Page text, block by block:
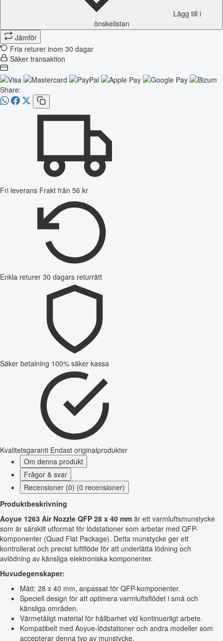
Lägg till i
önskelistan
Jämför
Fria returer inom 30 dagar
Säker transaktion
Share:
Fri leverans Frakt från 56 kr
Enkla returer 30 dagars returrätt
Säker betalning 100% säker kassa
Kvalitetsgaranti Endast originalprodukter
Om denna produkt
Frågor & svar
Recensioner (0) (0 recensioner)
Produktbeskrivning
Aoyue 1263 Air Nozzle QFP 28 x 40 mm är ett varmluftsmunstycke
som är särskilt utformat för lödstationer som arbetar med QFP-
komponenter (Quad Flat Package). Detta munstycke ger ett
kontrollerat och precist luftflöde för att underlätta lödning och
avlödning av känsliga elektroniska komponenter.
Huvudegenskaper:
Mått: 28 x 40 mm, anpassat för QFP-komponenter.
Speciell design för att optimera varmluftsflödet i små och
känsliga områden.
Värmetåligt material för hållbarhet vid kontinuerligt arbete.
Kompatibelt med Aoyue-lödstationer och andra modeller som
accepterar denna typ av munstycke.